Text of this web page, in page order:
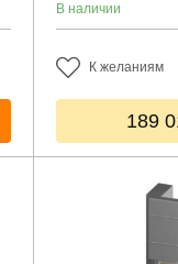
В наличии
К желаниям
189